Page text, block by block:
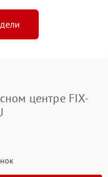
центре FIX-